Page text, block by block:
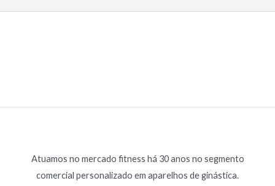
Atuamos no mercado fitness há 30 anos no segmento
comercial personalizado em aparelhos de ginástica.